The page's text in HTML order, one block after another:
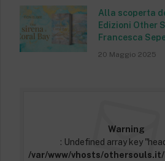
Alla scoperta
Edizioni Other
Francesca
20 Maggio 2025
Warning
: Undefined array key
/var/www/vhosts/